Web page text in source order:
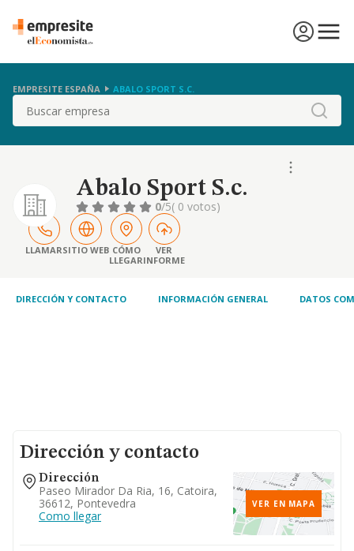
EMPRESITE ESPAÑA ABALO SPORT S.C.
Buscar
Abalo Sport S.c.
0/5( 0 votos)
LLAMARSITIO WEB CÓMO
LLEGAR
VER
INFORME
DIRECCIÓN Y CONTACTO INFORMACIÓN GENERAL DATOS
Dirección y contacto
Dirección
Paseo Mirador Da Ria, 16, Catoira,
36612, Pontevedra
Como llegar
VER EN MAPA